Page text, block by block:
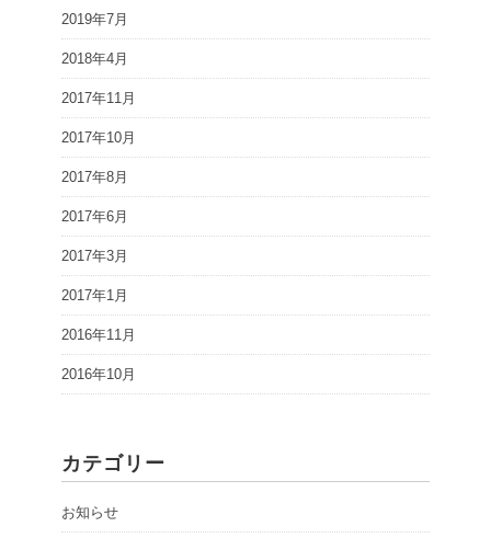
2019年7月
2018年4月
2017年11月
2017年10月
2017年8月
2017年6月
2017年3月
2017年1月
2016年11月
2016年10月
カテゴリー
お知らせ